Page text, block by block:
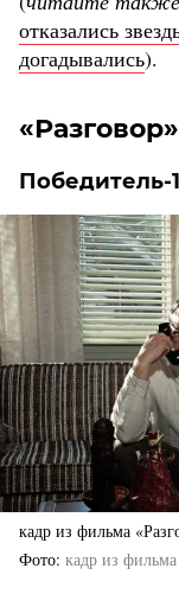
отказались
догадывались).
«Разговор»
Победитель-
кадр из фильма
Фото кадр из фильма